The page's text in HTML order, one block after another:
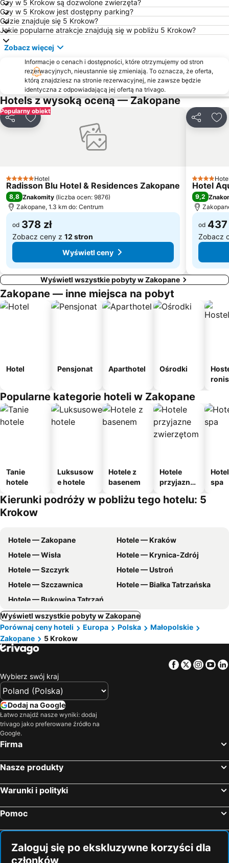
Gubałówka
Terma Bukowina Tatrzańska
Czorsztyn Ski
Jaszczurówka
Dolina Pięciu Stawów Polskich
Olcza
Aqua Park
Krzeptówki
Bachledka Ski and Sun
Kotelnica Białczańska
Zalew Czorsztyński
Muzeum Walki i Męczeństwa - Palace
Jasná Nízke Tatry – Chopok
Dworzec Autobusowy PKS
U Steni – Gliczarów Górny
Wielka Krokiew im Stanisława Marusarza
Dolina Strążyska
Kaniówka - Wyciąg Narciarski
Pieniński Park Narodowy
Tatrzański Park Narodowy
Popradske Pleso Lake
Rabkoland
Przystań Szczawnica
Czy w 5 Krokow są dozwolone zwierzęta?
Czy w 5 Krokow jest dostępny parking?
Gdzie znajduje się 5 Krokow?
Jakie popularne atrakcje znajdują się w pobliżu 5 Krokow?
Zobacz więcej
Informacje o cenach i dostępności, które otrzymujemy od stron
rezerwacyjnych, nieustannie się zmieniają. To oznacza, że oferta,
którą znajdziesz na stronie rezerwacyjnej, nie zawsze będzie
identyczna z odpowiadającą jej ofertą na trivago.
Hotels z wysoką oceną — Zakopane
Popularny obiekt
UdostępnijDodaj do ulubionych
5 Kategoria
Hotel
Radisson Blu Hotel & Residences Zakopane
8,8 Znakomity (liczba ocen: 9876)
Zakopane, 1.3 km do: Centrum
od 378 zł
Zobacz ceny z 12 stron
Wyświetl ceny
Udostępnij
4
Hotel
9,2
od 437
Zobacz
Wyświetl wszystkie pobyty w Zakopane
Zakopane — inne miejsca na pobyt
Hotel Pensjonat Aparthotel Ośrodki
Popularne kategorie hoteli w Zakopane
Tanie
hotele
Luksusow
e hotele
Hotele z
basenem
Hotele
przyjazne
m
spa
Kierunki podróży w pobliżu tego hotelu: 5
Krokow
Hotele — Zakopane
Hotele — Kraków
Hotele — Wisła
Hotele — Krynica-Zdrój
Hotele — Szczyrk
Hotele — Ustroń
Hotele — Szczawnica
Hotele — Białka Tatrzańska
Hotele — Bukowina Tatrzańska
Wyświetl wszystkie pobyty w Zakopane
Porównaj ceny hoteli
Europa Polska
Małopolskie
Zakopane
5 Krokow
Facebook
Twitter
Wybierz swój kraj
Dodaj na Google
Łatwo znajdź nasze wyniki: dodaj
trivago jako preferowane źródło na
Google.
Firma
Nasze produkty
Warunki i polityki
Pomoc
Zaloguj się po ekskluzywne korzyści dla